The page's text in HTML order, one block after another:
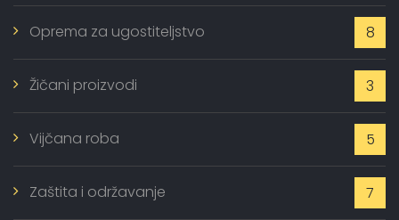
Oprema za ugostiteljstvo 8
Žičani proizvodi 3
Vijčana roba 5
Zaštita i održavanje 7